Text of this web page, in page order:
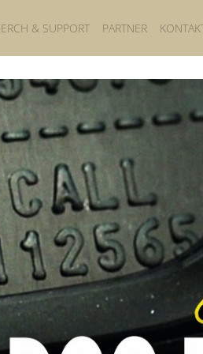
& SUPPORT PARTNER